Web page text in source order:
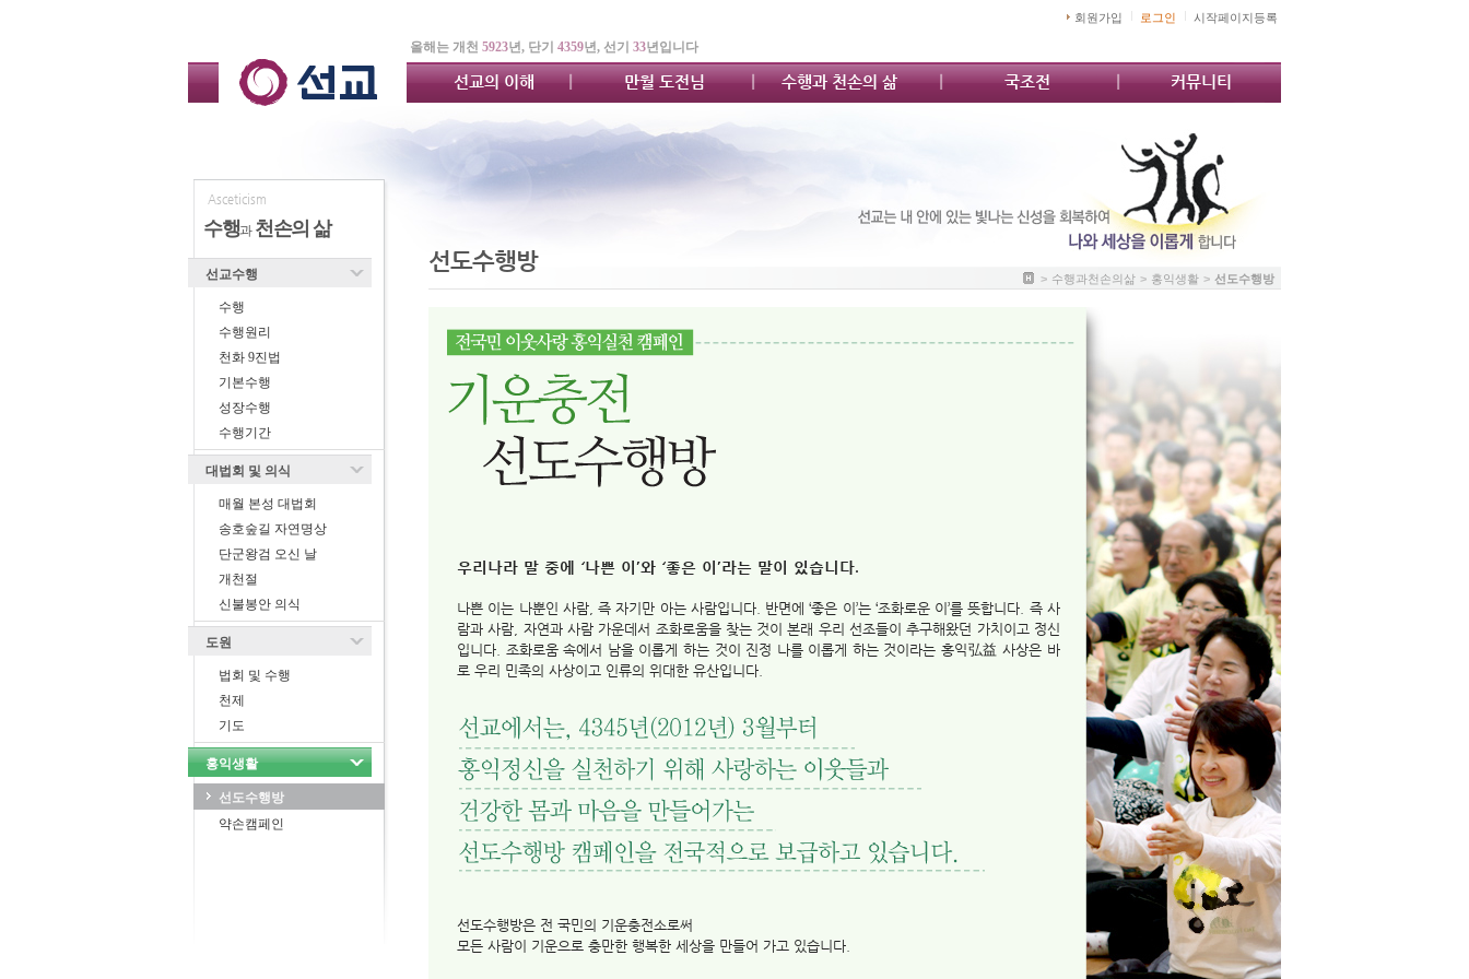
올해는 개천 5923년, 단기 4359년, 선기 33년입니다
회원가입 로그인 시작페이지등록
선교의 이해 만월 도전님 수행과 천손의 삶 국조전 커뮤니티
Asceticism
수행과천손의 삶
선교수행
수행
수행원리
천화 9진법
기본수행
성장수행
수행기간
대법회 및 의식
매월 본성 대법회
송호숲길 자연명상
단군왕검 오신 날
개천절
신불봉안 의식
도원
법회 및 수행
천제
기도
홍익생활
선도수행방
약손캠페인
선도수행방
> 수행과천손의삶 > 홍익생활 > 선도수행방
우리나라 말 중에 ‘나쁜 이’와 ‘좋은 이’라는 말이 있습니다.
나쁜 이는 나뿐인 사람, 즉 자기만 아는 사람입니다. 반면에 ‘좋은 이’는 ‘조화로운 이’를 뜻합니다. 즉 사
람과 사람, 자연과 사람 가운데서 조화로움을 찾는 것이 본래 우리 선조들이 추구해왔던 가치이고 정신
입니다. 조화로움 속에서 남을 이롭게 하는 것이 진정 나를 이롭게 하는 것이라는 홍익弘益 사상은 바
로 우리 민족의 사상이고 인류의 위대한 유산입니다.
선도수행방은 전 국민의 기운충전소로써
모든 사람이 기운으로 충만한 행복한 세상을 만들어 가고 있습니다.